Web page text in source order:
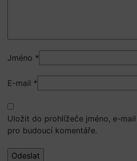
Jméno *
E-mail *
Uložit do prohlížeče jméno, e-
pro budoucí komentáře.